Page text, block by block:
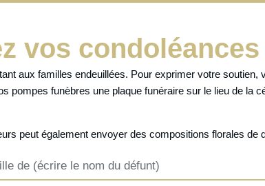
vos
aux familles endeuillées. Pour exprimer votre soutien,
pompes funèbres une plaque funéraire sur le lieu de la
peut également envoyer des compositions florales de